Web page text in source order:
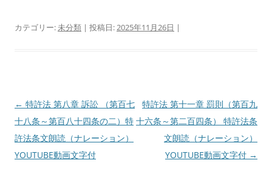
カテゴリー:未分類 | 投稿日:2025年11月26日 |
投
稿
ナ
ビ
← 特許法 第八章 訴訟 （第百七
十八条～第百八十四条の二）特
許法条文朗読（ナレーション）
YOUTUBE動画文字付
特許法 第十一章 罰則（第百九
十六条～第二百四条） 特許法条
文朗読（ナレーション）
YOUTUBE動画文字付 →